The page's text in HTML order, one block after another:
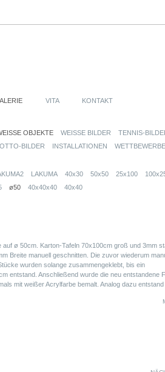
VITA KONTAKT
OBJEKTE WEISSE BILDER
TENNIS-
BILDER INSTALLATIONEN WETTBEWERBE
LAKUMA 40x30 50x50 25x100
ø50 40x40x40 40x40
auf ø 50cm. Karton-Tafeln 70x100cm groß und 3mm
Breite manuell geschnitten. Die zuvor wiederum
wurden solange zusammengeklebt, bis ein
entstand. Anschließend wurde die neu entstandene
mit weißer Acrylfarbe bemalt. Analog dazu entstand